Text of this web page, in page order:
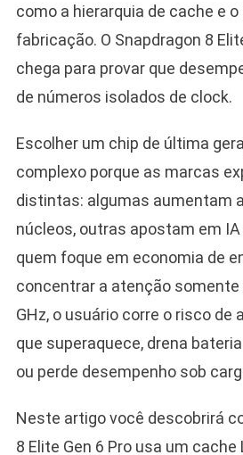
como a hierarquia de cache e
fabricação. O Snapdragon 8
chega para provar que
de números isolados de clock.
Escolher um chip de última
complexo porque as marcas
distintas: algumas aumentam
núcleos, outras apostam em
quem foque em economia de
concentrar a atenção somente
GHz, o usuário corre o risco de
que superaquece, drena
ou perde desempenho sob
Neste artigo você descobrirá
8 Elite Gen 6 Pro usa um cache